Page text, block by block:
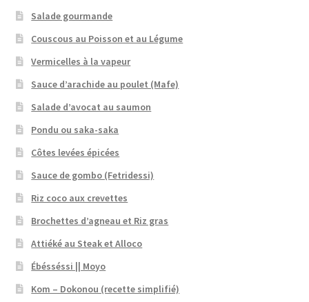
Salade gourmande
Couscous au Poisson et au Légume
Vermicelles à la vapeur
Sauce d’arachide au poulet (Mafe)
Salade d’avocat au saumon
Pondu ou saka-saka
Côtes levées épicées
Sauce de gombo (Fetridessi)
Riz coco aux crevettes
Brochettes d’agneau et Riz gras
Attiéké au Steak et Alloco
Ébésséssi || Moyo
Kom – Dokonou (recette simplifié)